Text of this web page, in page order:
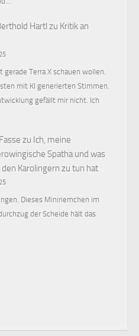
Hartl zu Kritik an
gerade Terra X schauen wollen.
mit KI generierten Stimmen.
gefällt mir nicht. Ich
zu Ich, meine
Spatha und was
Karolingern zu tun hat
Dieses Miniriemchen im
der Scheide hält das